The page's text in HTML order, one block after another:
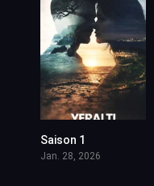
Saison 1
Jan. 28, 2026